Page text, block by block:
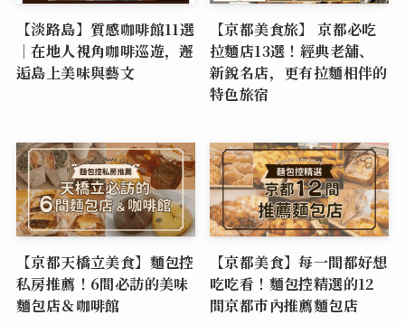
【淡路島】質感咖啡館11選
｜在地人視角咖啡巡遊，邂
逅島上美味與藝文
【京都美食旅】 京都必吃
拉麵店13選！經典老舖、
新銳名店，更有拉麵相伴的
特色旅宿
【京都天橋立美食】麵包控
私房推薦！6間必訪的美味
麵包店＆咖啡館
【京都美食】每一間都好想
吃吃看！麵包控精選的12
間京都市內推薦麵包店